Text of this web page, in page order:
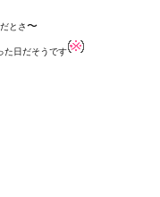
とさ〜
た日だそうです